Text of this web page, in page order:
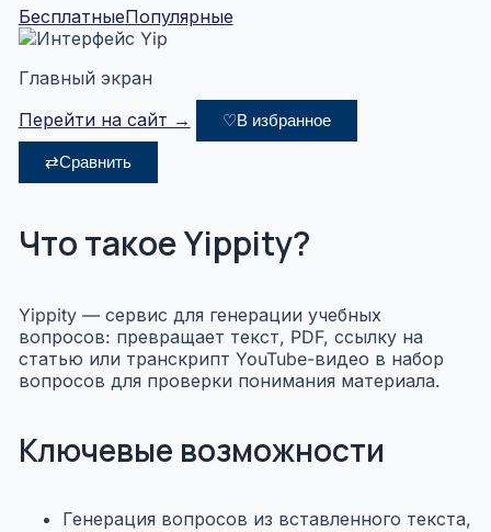
БесплатныеПопулярные
Главный экран
Перейти на сайт →
♡В избранное
⇄Сравнить
Что такое Yippity?
Yippity — сервис для генерации учебных
вопросов: превращает текст, PDF, ссылку на
статью или транскрипт YouTube-видео в набор
вопросов для проверки понимания материала.
Ключевые возможности
Генерация вопросов из вставленного текста,